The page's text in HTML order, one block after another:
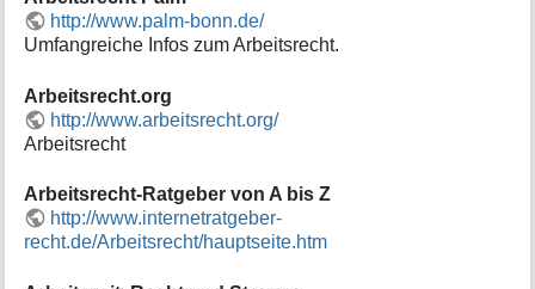
i
o
e
n
z
u
S
e
i
http://www.palm-bonn.de/
Umfangreiche Infos zum Arbeitsrecht.
Arbeitsrecht.org
http://www.arbeitsrecht.org/
Arbeitsrecht
Arbeitsrecht-Ratgeber von A bis Z
http://www.internetratgeber-
recht.de/Arbeitsrecht/hauptseite.htm